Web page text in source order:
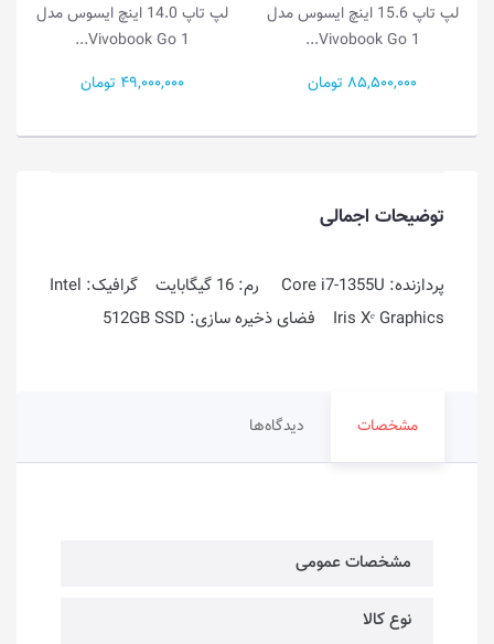
لپ تاپ 14.0 اینچ ایسوس مدل
Vivobook Go 1...
49,000,000 تومان
لپ تاپ 14.0 اینچ ایسوس مدل
Vivobook Go 1...
55,500,000 تومان
توضیحات اجمالی
پردازنده: Core i7-1355U رم: 16 گیگابایت گرافیک: Intel
Iris Xᵉ Graphics فضای ذخیره سازی: 512GB SSD
مشخصات دیدگاه‌ها
مشخصات عمومی
نوع کالا